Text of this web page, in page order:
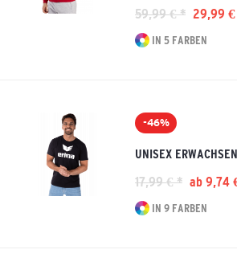
59,99 € * 29,99
IN 5 FARBEN
-46%
UNISEX
17,99 € * ab 9,74
IN 9 FARBEN